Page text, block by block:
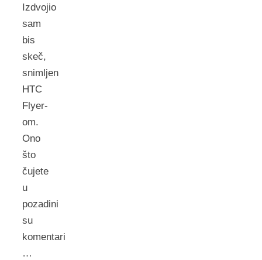
Izdvojio
sam
bis
skeč,
snimljen
HTC
Flyer-
om.
Ono
što
čujete
u
pozadini
su
komentari
…